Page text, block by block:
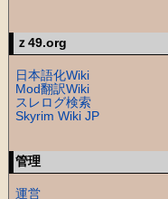
ｚ49.org
日本語化Wiki
Mod翻訳Wiki
スレログ検索
Skyrim Wiki JP
管理
運営